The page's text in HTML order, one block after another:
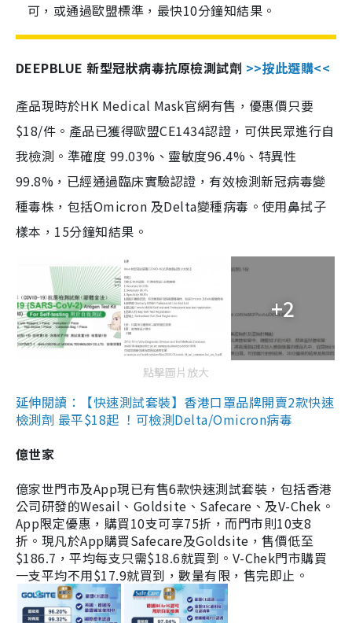
可，或通過歐盟標準，最快10分鐘知結果。
DEEPBLUE 新型冠狀病毒抗原檢測試劑 >>按此選購<<
產品現時於HK Medical Mask官網有售，優惠價只要
$18/件。產品已獲得歐盟CE1434認證，可供民眾進行自
我檢測。準確度 99.03%、靈敏度96.4%、特異性
99.8%，已經通過臨床實驗認證，有效檢測新冠病毒變
種毒株，包括Omicron 及Delta變種病毒。使用鼻拭子
樣本，15分鐘知結果。
+2
點擊圖片放大
延伸閱讀：【快速測試套裝】香港口罩品牌開賣2款快速
檢測劑 最平$18起 ！可檢測Delta/Omicron病毒
億世家
億家世門市及App現已有售6款快速測試套裝，包括香港
公司研發的Wesail、Goldsite、Safecare、及V-Chek。
App限定優惠，購買10支可享75折，而門市則10支8
折。現凡於App購買Safecare及Goldsite，售價低至
$186.7，平均每支只需$18.6就買到。V-Chek門市購買
一支平均不用$17.9就買到，數量有限，售完即止。